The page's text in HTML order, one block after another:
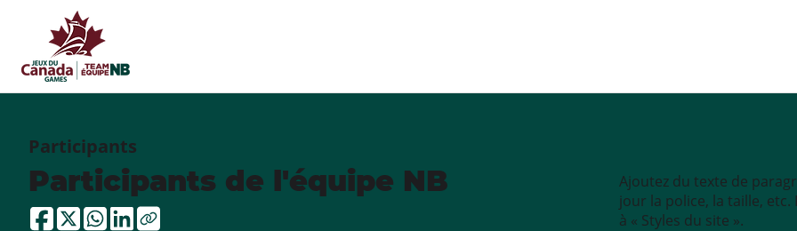
Participants
Participants de l'équipe NB
Ajoutez du texte de
jour la police, la taille,
à « Styles du site ».